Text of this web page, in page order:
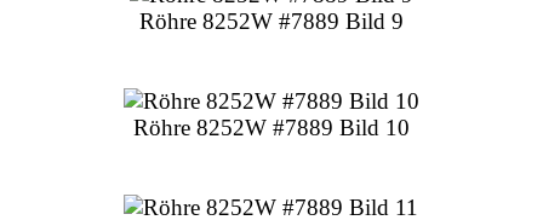
Röhre 8252W #7889 Bild 9
Röhre 8252W #7889 Bild 10